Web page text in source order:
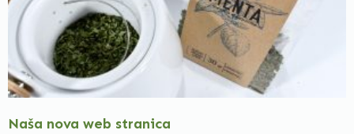
Naša nova web stranica